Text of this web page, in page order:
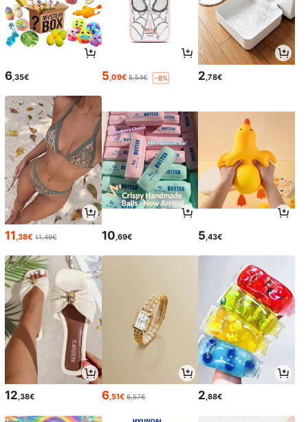
6,35€ 5,09€ 5,54€ -8% 2,78€
11,38€ 11,49€ 10,69€ 5,43€
12,38€ 6,51€ 6,57€ 2,88€